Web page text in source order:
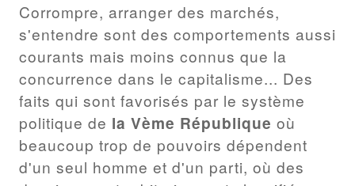
Corrompre, arranger des marchés,
s'entendre sont des comportements aussi
courants mais moins connus que la
concurrence dans le capitalisme... Des
faits qui sont favorisés par le système
politique de la Vème République où
beaucoup trop de pouvoirs dépendent
d'un seul homme et d'un parti, où des